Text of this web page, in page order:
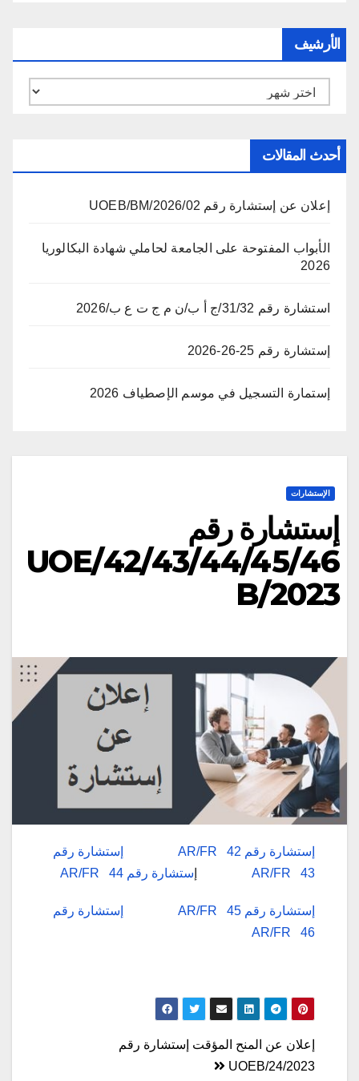
الأرشيف
الأرشيف
أحدث المقالات
إعلان عن إستشارة رقم 02/UOEB/BM/2026
الأبواب المفتوحة على الجامعة لحاملي شهادة البكالوريا
2026
استشارة رقم 31/32/ج أ ب/ن م ج ت ع ب/2026
إستشارة رقم 25-26-2026
إستمارة التسجيل في موسم الإصطياف 2026
الإستشارات
إستشارة رقم
42/43/44/45/46/UOE
B/2023
إستشارة رقم 42 AR/FR
إستشارة رقم
43 AR/FR
ستشارة رقم 44 AR/FR
إستشارة رقم 45 AR/FR
إستشارة رقم
46 AR/FR
تصفّح
إعلان عن المنح المؤقت إستشارة رقم
2023/UOEB/24